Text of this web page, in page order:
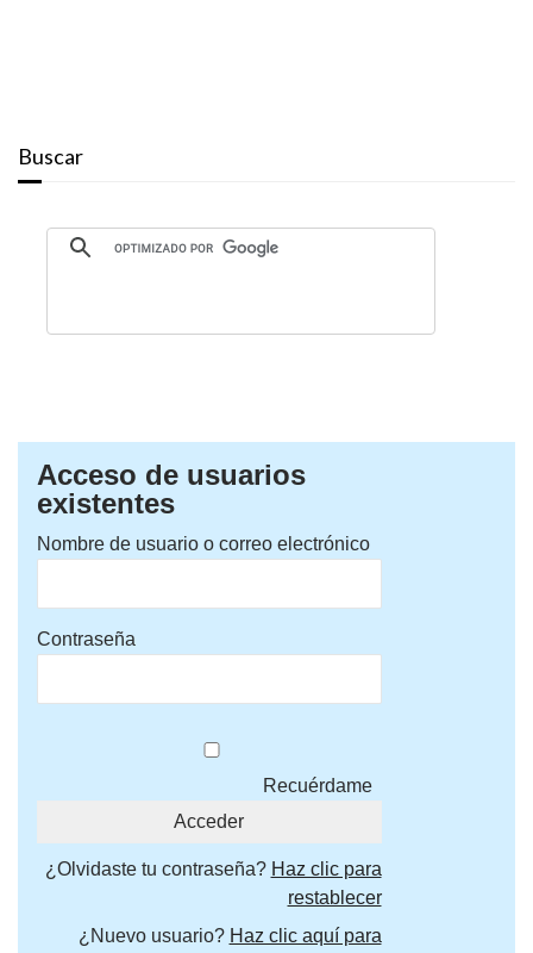
Buscar
Acceso de usuarios
existentes
Nombre de usuario o correo electrónico
Contraseña
Recuérdame
¿Olvidaste tu contraseña? Haz clic para
restablecer
¿Nuevo usuario? Haz clic aquí para